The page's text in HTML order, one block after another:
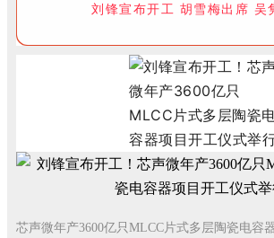
刘锋宣布开工 胡雪梅出席 吴
芯声微年产3600亿只MLCC片式多层陶瓷电容